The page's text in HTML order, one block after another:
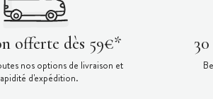
offerte dès 59€*
nos options de livraison et
d'expédition.